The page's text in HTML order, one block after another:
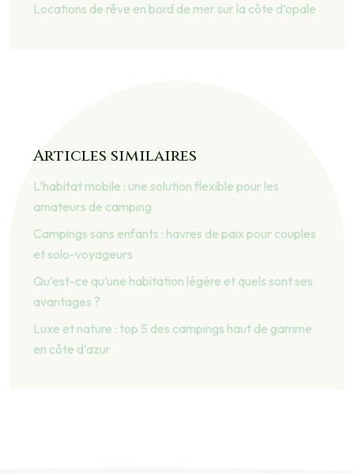
Locations de rêve en bord de mer sur la côte d’opale
Articles similaires
L’habitat mobile : une solution flexible pour les
amateurs de camping
Campings sans enfants : havres de paix pour couples
et solo-voyageurs
Qu’est-ce qu’une habitation légère et quels sont ses
avantages ?
Luxe et nature : top 5 des campings haut de gamme
en côte d’azur